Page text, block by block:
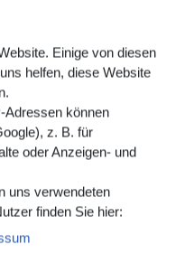
– einfacher, hygienischer
und einfache
geeignet
Lieferumfang enthalten
Einige von diesen
helfen, diese Website
Adressen können
z. B. für
oder Anzeigen- und
uns verwendeten
finden Sie hier: